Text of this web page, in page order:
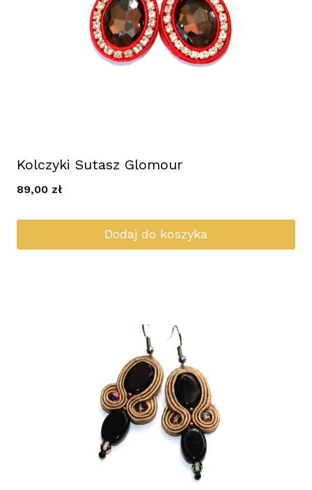
Kolczyki Sutasz Glomour
89,00 zł
Dodaj do koszyka